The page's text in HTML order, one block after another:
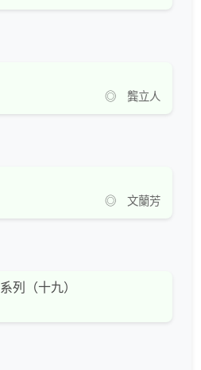
◎ 龔立人
◎ 文蘭芳
列（十九）